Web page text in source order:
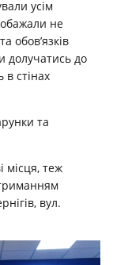
усім
не
обов’язків
долучатись до
в стінах
та
місця, теж
вул.